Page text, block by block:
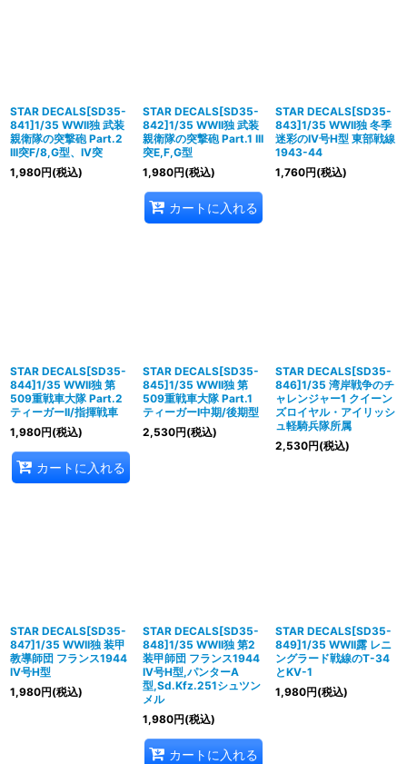
STAR DECALS[SD35-
841]1/35 WWII独 武装
親衛隊の突撃砲 Part.2
III突F/8,G型、IV突
1,980円(税込)
STAR DECALS[SD35-
842]1/35 WWII独 武装
親衛隊の突撃砲 Part.1 III
突E,F,G型
1,980円(税込)
カートに入れる
STAR DECALS[SD35-
843]1/35 WWII独 冬季
迷彩のIV号H型 東部戦線
1943-44
1,760円(税込)
STAR DECALS[SD35-
844]1/35 WWII独 第
509重戦車大隊 Part.2
ティーガーII/指揮戦車
1,980円(税込)
カートに入れる
STAR DECALS[SD35-
845]1/35 WWII独 第
509重戦車大隊 Part.1
ティーガーI中期/後期型
2,530円(税込)
STAR DECALS[SD35-
846]1/35 湾岸戦争のチ
ャレンジャー1 クイーン
ズロイヤル・アイリッシ
ュ軽騎兵隊所属
2,530円(税込)
STAR DECALS[SD35-
847]1/35 WWII独 装甲
教導師団 フランス1944
IV号H型
1,980円(税込)
STAR DECALS[SD35-
848]1/35 WWII独 第2
装甲師団 フランス1944
IV号H型,パンターA
型,Sd.Kfz.251シュツン
メル
1,980円(税込)
カートに入れる
STAR DECALS[SD35-
849]1/35 WWII露 レニ
ングラード戦線のT-34
とKV-1
1,980円(税込)